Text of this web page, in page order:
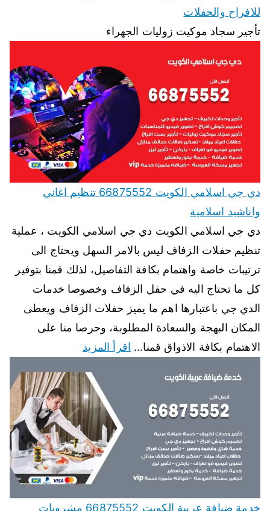
للافراح والحفلات
تأجير سجاد موكيت زوليات الجهراء
دي جي اسلامي الكويت 66875552 تنظيم اغاني
واناشيد اسلامية
دي جي اسلامي الكويت دي جي اسلامي الكويت ، عملية
تنظيم حفلات الزفاف ليس بالامر السهل ويحتاج الى
ترتيبات خاصة واهتمام بكافة التفاصيل، لذلك قمنا بتوفير
كل ما تحتاج اليه في حفل الزفاف وخصوصا خدمات
الدي جي باعتبارها اهم ما يميز حفلات الزفاف ويعطى
المكان البهجة والسعادة المطلوبة، وحرصا منا على
الاهتمام بكافة الاذواق قمنا… اقرأ المزيد
خدمة ضيافة عربية الكويت 66875552 مشروبات